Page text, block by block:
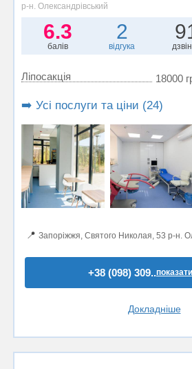
р-н. Олександрівський
6.3
балів
2
відгука
Ліпосакція 18000
➡️ Усі послуги та ціни (24)
📍 Запоріжжя, Святого Николая, 53 р-н.
+38 (098) 309..
Докладніше